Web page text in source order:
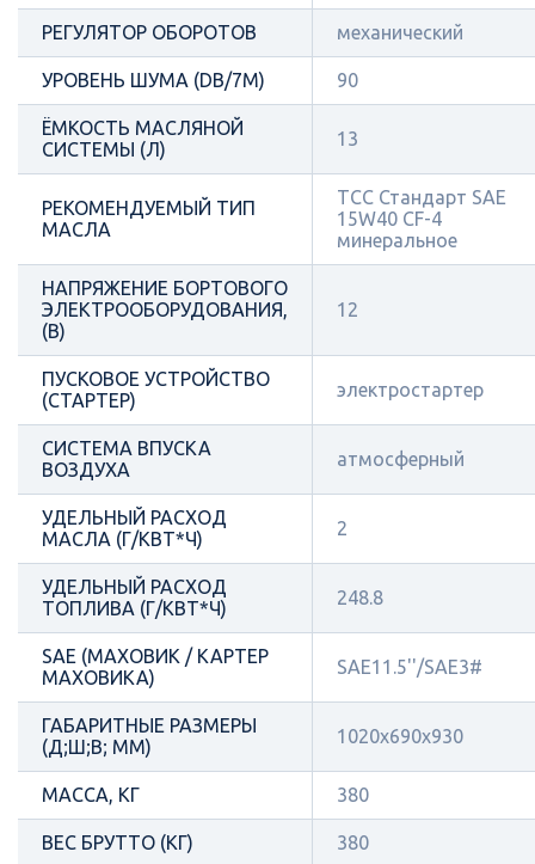
РЕГУЛЯТОР ОБОРОТОВ механический
УРОВЕНЬ ШУМА (DB/7М) 90
ЁМКОСТЬ МАСЛЯНОЙ
СИСТЕМЫ (Л)
13
РЕКОМЕНДУЕМЫЙ ТИП
МАСЛА
ТСС Стандарт SAE
15W40 CF-4
минеральное
НАПРЯЖЕНИЕ БОРТОВОГО
ЭЛЕКТРООБОРУДОВАНИЯ,
(В)
12
ПУСКОВОЕ УСТРОЙСТВО
(СТАРТЕР)
электростартер
СИСТЕМА ВПУСКА
ВОЗДУХА
атмосферный
УДЕЛЬНЫЙ РАСХОД
МАСЛА (Г/КВТ*Ч)
2
УДЕЛЬНЫЙ РАСХОД
ТОПЛИВА (Г/КВТ*Ч)
248.8
SAE (МАХОВИК / КАРТЕР
МАХОВИКА)
SAE11.5''/SAE3#
ГАБАРИТНЫЕ РАЗМЕРЫ
(Д;Ш;В; ММ)
1020x690x930
МАССА, КГ 380
ВЕС БРУТТО (КГ) 380